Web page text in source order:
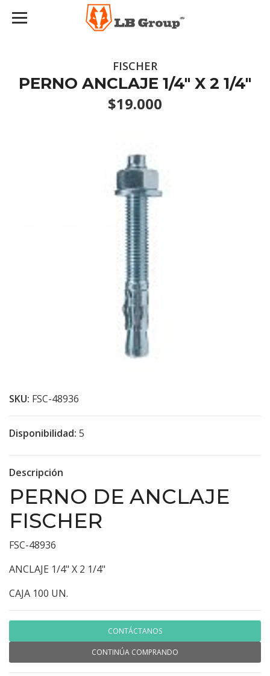
FISCHER
PERNO ANCLAJE 1/4" X 2 1/4"
$19.000
SKU: FSC-48936
Disponibilidad: 5
Descripción
PERNO DE ANCLAJE
FISCHER
FSC-48936
ANCLAJE 1/4" X 2 1/4"
CAJA 100 UN.
CONTÁCTANOS
CONTINÚA COMPRANDO